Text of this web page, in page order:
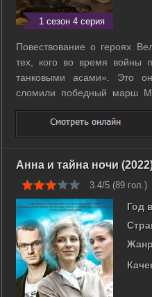
1 сезон 4 серия
Повествование о героях
тех, кого во время войны
танковыми асами». Это
сломили победный марш
стратегов вермахта. В
факты из мемуаров
подполковника Советской
Анна и тайна ночи
3.4/5 (89 гол.)
Год